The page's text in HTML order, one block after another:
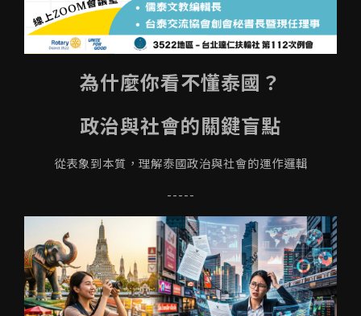
為什麼你看不懂泰國？
政治與社會的關鍵盲點
從表象到本質，理解泰國政治與社會的運作邏輯
-----